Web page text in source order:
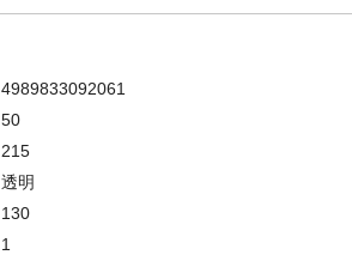
4989833092061
50
215
透明
130
1